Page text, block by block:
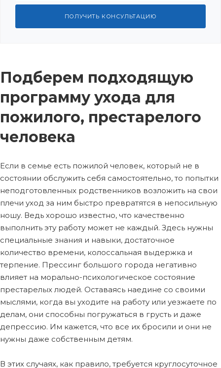
ПОЛУЧИТЬ КОНСУЛЬТАЦИЮ
Подберем подходящую
программу ухода для
пожилого, престарелого
человека
Если в семье есть пожилой человек, который не в
состоянии обслужить себя самостоятельно, то попытки
неподготовленных родственников возложить на свои
плечи уход за ним быстро превратятся в непосильную
ношу. Ведь хорошо известно, что качественно
выполнить эту работу может не каждый. Здесь нужны
специальные знания и навыки, достаточное
количество времени, колоссальная выдержка и
терпение. Прессинг большого города негативно
влияет на морально-психологическое состояние
престарелых людей. Оставаясь наедине со своими
мыслями, когда вы уходите на работу или уезжаете по
делам, они способны погружаться в грусть и даже
депрессию. Им кажется, что все их бросили и они не
нужны даже собственным детям.
В этих случаях, как правило, требуется круглосуточное